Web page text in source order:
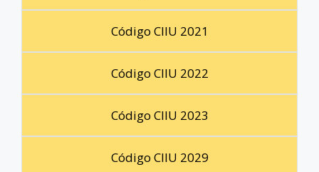
Código CIIU 2021
Código CIIU 2022
Código CIIU 2023
Código CIIU 2029